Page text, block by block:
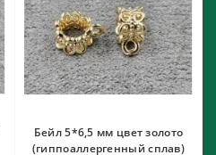
Бейл 5*6,5 мм цвет золото
(гиппоаллергенный сплав)